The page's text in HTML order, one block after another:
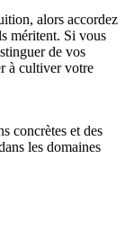
alors accordez
méritent. Si vous
de vos
à cultiver votre
concrètes et des
les domaines